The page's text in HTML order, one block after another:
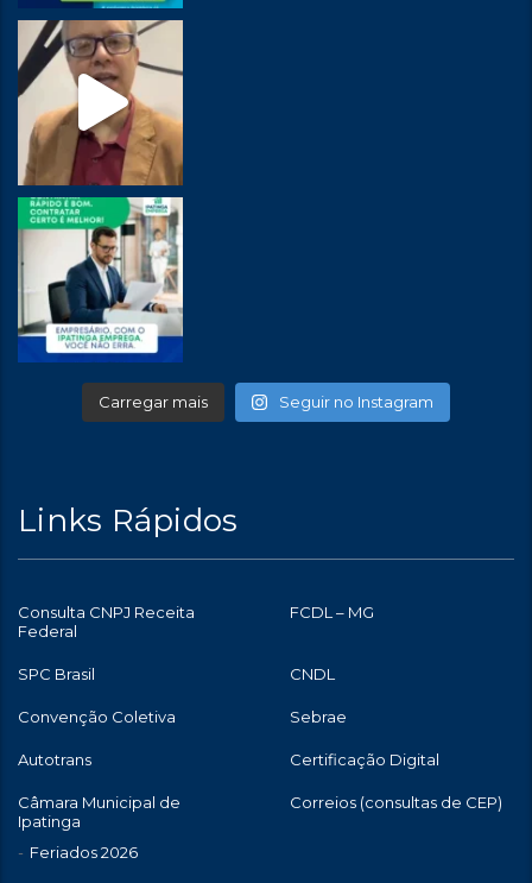
Carregar mais Seguir no Instagram
Links Rápidos
Consulta CNPJ Receita
Federal
FCDL – MG
SPC Brasil CNDL
Convenção Coletiva Sebrae
Autotrans Certificação Digital
Câmara Municipal de
Ipatinga
Feriados 2026
Correios (consultas de CEP)